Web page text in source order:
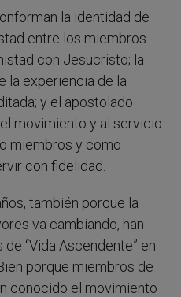
la identidad de
entre los miembros
con Jesucristo; la
la experiencia de la
y el apostolado
movimiento y al servicio
miembros y como
con fidelidad.
también porque la
va cambiando, han
“Vida Ascendente” en
porque miembros de
conocido el movimiento